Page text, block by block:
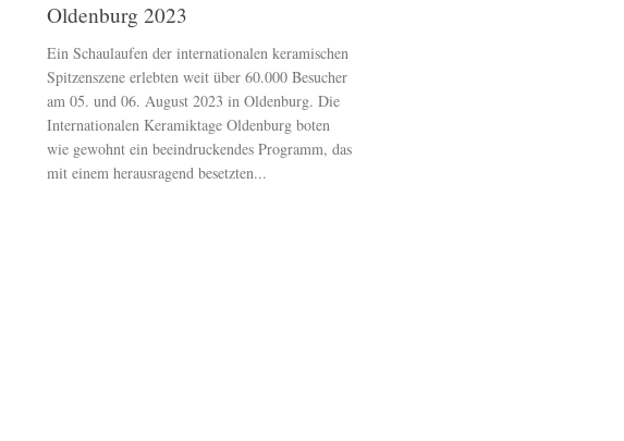
Oldenburg 2023
Ein Schaulaufen der internationalen keramischen
Spitzenszene erlebten weit über 60.000 Besucher
am 05. und 06. August 2023 in Oldenburg. Die
Internationalen Keramiktage Oldenburg boten
wie gewohnt ein beeindruckendes Programm, das
mit einem herausragend besetzten...